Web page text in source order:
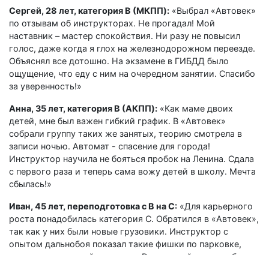
Сергей, 28 лет, категория B (МКПП): «Выбрал «Автовек»
по отзывам об инструкторах. Не прогадал! Мой
наставник – мастер спокойствия. Ни разу не повысил
голос, даже когда я глох на железнодорожном переезде.
Объяснял все дотошно. На экзамене в ГИБДД было
ощущение, что еду с ним на очередном занятии. Спасибо
за уверенность!»
Анна, 35 лет, категория B (АКПП): «Как маме двоих
детей, мне был важен гибкий график. В «Автовек»
собрали группу таких же занятых, теорию смотрела в
записи ночью. Автомат - спасение для города!
Инструктор научила не бояться пробок на Ленина. Сдала
с первого раза и теперь сама вожу детей в школу. Мечта
сбылась!»
Иван, 45 лет, переподготовка с B на C: «Для карьерного
роста понадобилась категория C. Обратился в «Автовек»,
так как у них были новые грузовики. Инструктор с
опытом дальнобоя показал такие фишки по парковке,